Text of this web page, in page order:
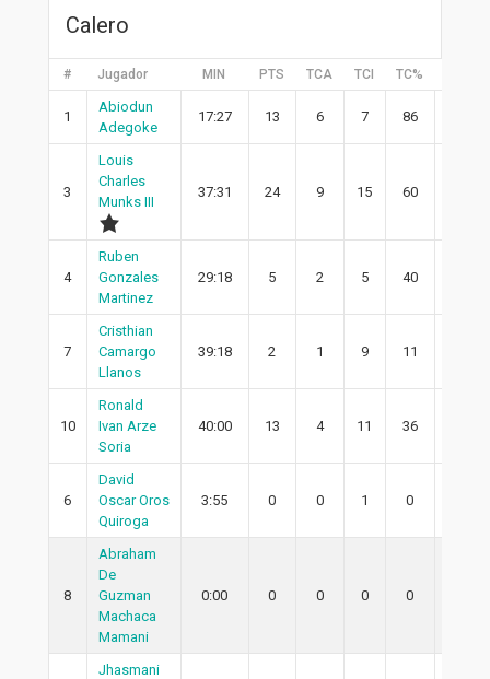
Calero
# Jugador MIN PTS TCA TCI TC%
1
Abiodun
Adegoke
17:27 13 6 7 86
3
Louis
Charles
Munks III
37:31 24 9 15 60
4
Ruben
Gonzales
Martinez
29:18 5 2 5 40
7
Cristhian
Camargo
Llanos
39:18 2 1 9 11
10
Ronald
Ivan Arze
Soria
40:00 13 4 11 36
6
David
Oscar Oros
Quiroga
3:55 0 0 1 0
8
Abraham
De
Guzman
Machaca
Mamani
0:00 0 0 0 0
Jhasmani